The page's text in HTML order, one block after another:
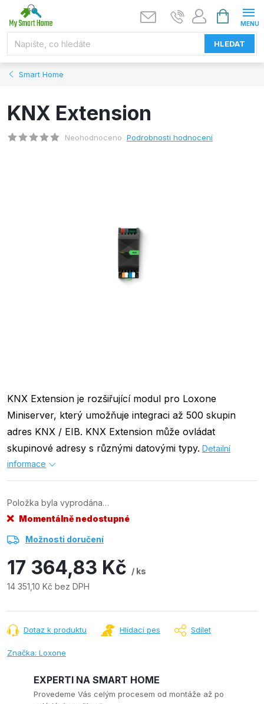
HLEDAT
NÁKUPNÍ
KOŠÍK
Smart Home
KNX Extension
Neohodnoceno Podrobnosti hodnocení
KNX Extension je rozšiřující modul pro Loxone
Miniserver, který umožňuje integraci až 500 skupin
adres KNX / EIB. KNX Extension může ovládat
skupinové adresy s různými datovými typy. Detailní
informace
Položka byla vyprodána…
Momentálně nedostupné
Možnosti doručení
17 364,83 Kč / ks
14 351,10 Kč bez DPH
cena:
Dotaz k produktu Hlídací pes Sdílet
Značka: Loxone
EXPERTI NA SMART HOME
Provedeme Vás celým procesem od montáže až po